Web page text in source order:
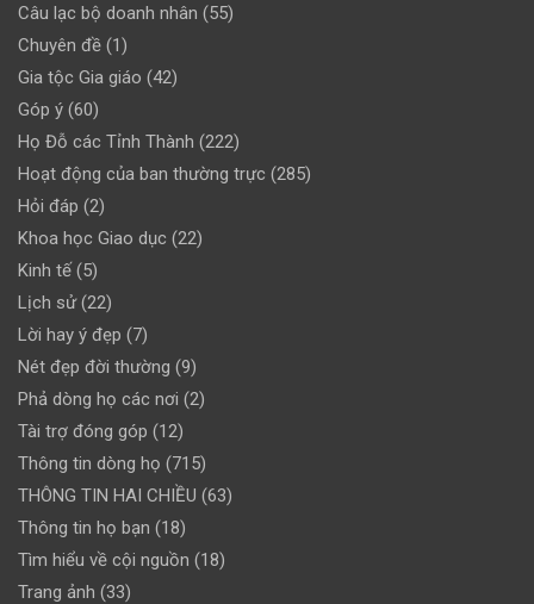
Câu lạc bộ doanh nhân (55)
Chuyên đề (1)
Gia tộc Gia giáo (42)
Góp ý (60)
Họ Đỗ các Tỉnh Thành (222)
Hoạt động của ban thường trực (285)
Hỏi đáp (2)
Khoa học Giao dục (22)
Kinh tế(5)
Lịch sử(22)
Lời hay ý đẹp (7)
Nét đẹp đời thường (9)
Phả dòng họ các nơi (2)
Tài trợ đóng góp (12)
Thông tin dòng họ (715)
THÔNG TIN HAI CHIỀU (63)
Thông tin họ bạn (18)
Tìm hiểu về cội nguồn (18)
Trang ảnh (33)